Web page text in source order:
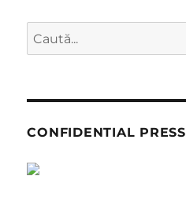
Caută
după:
CONFIDENTIAL PRESS